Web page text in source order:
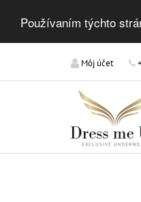
Používaním týchto
Môj účet